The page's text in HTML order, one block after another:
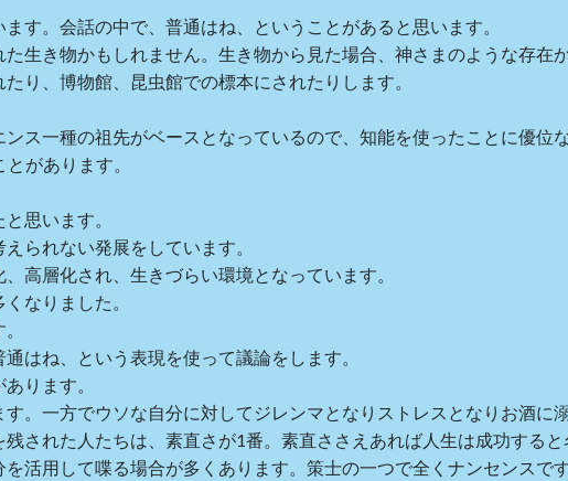
す。会話の中で、普通はね、ということがあると思います。
生き物かもしれません。生き物から見た場合、神さまのような存在
り、博物館、昆虫館での標本にされたりします。
ス一種の祖先がベースとなっているので、知能を使ったことに優位
があります。
思います。
られない発展をしています。
高層化され、生きづらい環境となっています。
なりました。
はね、という表現を使って議論をします。
ります。
。一方でウソな自分に対してジレンマとなりストレスとなりお酒に
された人たちは、素直さが1番。素直ささえあれば人生は成功すると
活用して喋る場合が多くあります。策士の一つで全くナンセンスです